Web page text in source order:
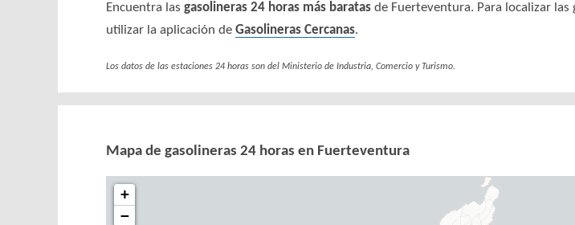
Encuentra las gasolineras 24 horas más baratas de Fuerteventura. Para localizar
utilizar la aplicación de Gasolineras Cercanas.
Los datos de las estaciones 24 horas son del Ministerio de Industria, Comercio y Turismo.
Mapa de gasolineras 24 horas en Fuerteventura
+
−